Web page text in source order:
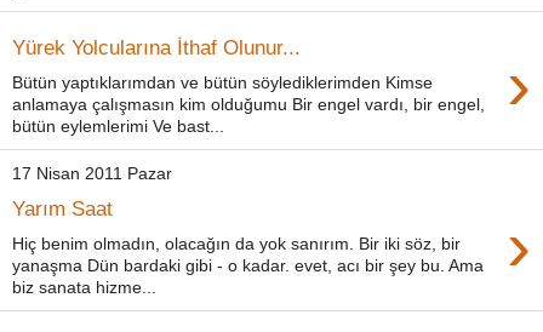
Yürek Yolcularına İthaf Olunur... ›
Bütün yaptıklarımdan ve bütün söylediklerimden Kimse
anlamaya çalışmasın kim olduğumu Bir engel vardı, bir engel,
bütün eylemlerimi Ve bast...
17 Nisan 2011 Pazar
Yarım Saat ›
Hiç benim olmadın, olacağın da yok sanırım. Bir iki söz, bir
yanaşma Dün bardaki gibi - o kadar. evet, acı bir şey bu. Ama
biz sanata hizme...